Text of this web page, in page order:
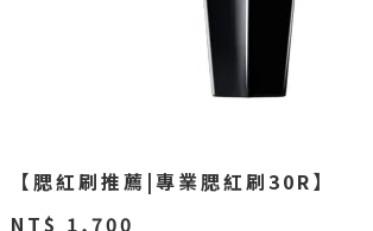
【腮紅刷推薦|專業腮紅刷30R】
NT$ 1,700